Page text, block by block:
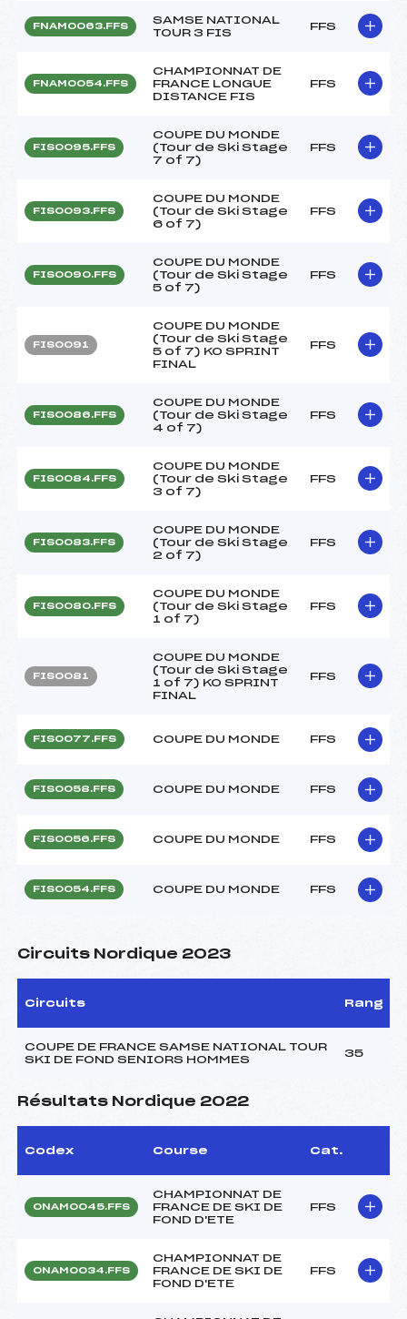
FNAM0063.FFS
SAMSE NATIONAL
TOUR 3 FIS
FFS
FNAM0054.FFS
CHAMPIONNAT DE
FRANCE LONGUE
DISTANCE FIS
FFS
FIS0095.FFS
COUPE DU MONDE
(Tour de Ski Stage
7 of 7)
FFS
FIS0093.FFS
COUPE DU MONDE
(Tour de Ski Stage
6 of 7)
FFS
FIS0090.FFS
COUPE DU MONDE
(Tour de Ski Stage
5 of 7)
FFS
FIS0091
COUPE DU MONDE
(Tour de Ski Stage
5 of 7) KO SPRINT
FINAL
FFS
FIS0086.FFS
COUPE DU MONDE
(Tour de Ski Stage
4 of 7)
FFS
FIS0084.FFS
COUPE DU MONDE
(Tour de Ski Stage
3 of 7)
FFS
FIS0083.FFS
COUPE DU MONDE
(Tour de Ski Stage
2 of 7)
FFS
FIS0080.FFS
COUPE DU MONDE
(Tour de Ski Stage
1 of 7)
FFS
FIS0081
COUPE DU MONDE
(Tour de Ski Stage
1 of 7) KO SPRINT
FINAL
FFS
FIS0077.FFS COUPE DU MONDE FFS
FIS0058.FFS COUPE DU MONDE FFS
FIS0056.FFS COUPE DU MONDE FFS
FIS0054.FFS COUPE DU MONDE FFS
Circuits Nordique 2023
Circuits Rang
COUPE DE FRANCE SAMSE NATIONAL TOUR
SKI DE FOND SENIORS HOMMES
35
Résultats Nordique 2022
Codex Course Cat.
ONAM0045.FFS
CHAMPIONNAT DE
FRANCE DE SKI DE
FOND D'ETE
FFS
ONAM0034.FFS
CHAMPIONNAT DE
FRANCE DE SKI DE
FOND D'ETE
FFS